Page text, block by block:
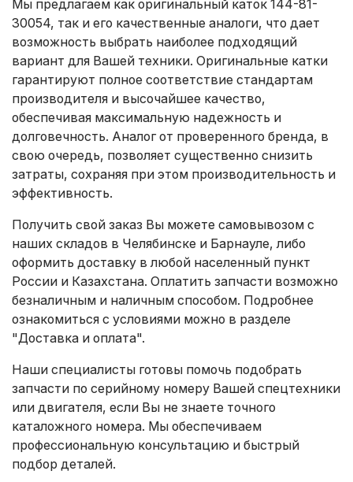
Мы предлагаем как оригинальный каток 144-81-
30054, так и его качественные аналоги, что дает
возможность выбрать наиболее подходящий
вариант для Вашей техники. Оригинальные катки
гарантируют полное соответствие стандартам
производителя и высочайшее качество,
обеспечивая максимальную надежность и
долговечность. Аналог от проверенного бренда, в
свою очередь, позволяет существенно снизить
затраты, сохраняя при этом производительность и
эффективность.
Получить свой заказ Вы можете самовывозом с
наших складов в Челябинске и Барнауле, либо
оформить доставку в любой населенный пункт
России и Казахстана. Оплатить запчасти возможно
безналичным и наличным способом. Подробнее
ознакомиться с условиями можно в разделе
"Доставка и оплата".
Наши специалисты готовы помочь подобрать
запчасти по серийному номеру Вашей спецтехники
или двигателя, если Вы не знаете точного
каталожного номера. Мы обеспечиваем
профессиональную консультацию и быстрый
подбор деталей.